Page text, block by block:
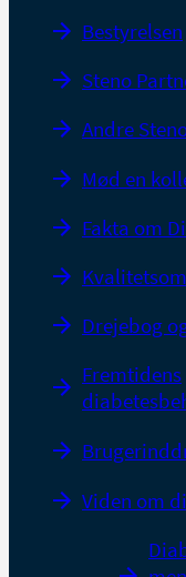
Bestyrelsen
Steno
Andre
Mød en
Fakta om
Drejebog
Fremtidens
Viden om